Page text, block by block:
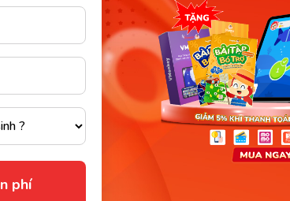
phí
nặng sẽ tích cực và con khỏe mạnh.
hoặc thừa cân, trong đó trẻ suy dinh